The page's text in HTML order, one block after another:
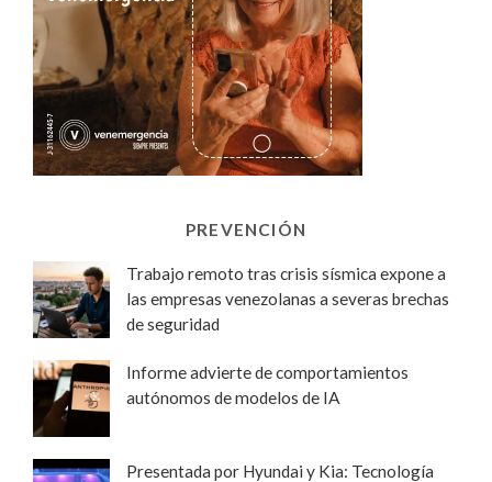
PREVENCIÓN
Trabajo remoto tras crisis sísmica expone a
las empresas venezolanas a severas brechas
de seguridad
Informe advierte de comportamientos
autónomos de modelos de IA
Presentada por Hyundai y Kia: Tecnología